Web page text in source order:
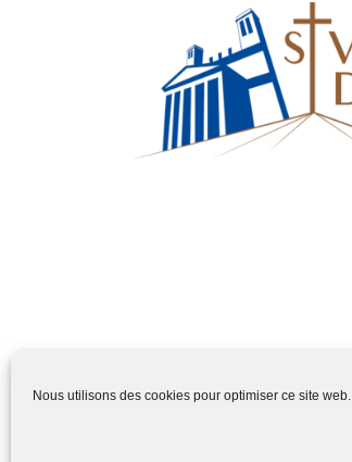
Nous utilisons des cookies pour optimiser ce site web.